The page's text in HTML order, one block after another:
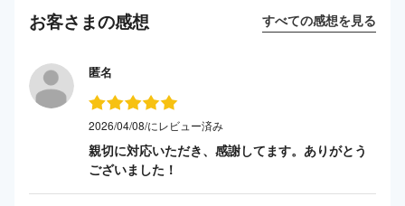
お客さまの感想 すべての感想を見る
匿名
2026/04/08/にレビュー済み
親切に対応いただき、感謝してます。ありがとう
ございました！